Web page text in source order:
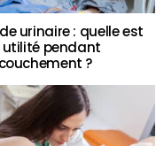
urinaire : quelle est
utilité pendant
?